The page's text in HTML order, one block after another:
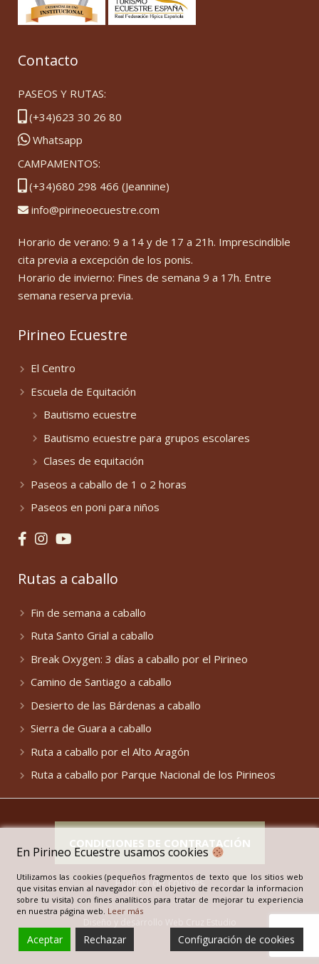
Contacto
PASEOS Y RUTAS:
(+34)623 30 26 80
Whatsapp
CAMPAMENTOS:
(+34)680 298 466 (Jeannine)
info@pirineoecuestre.com
Horario de verano: 9 a 14 y de 17 a 21h. Imprescindible
cita previa a excepción de los ponis.
Horario de invierno: Fines de semana 9 a 17h. Entre
semana reserva previa.
Pirineo Ecuestre
El Centro
Escuela de Equitación
Bautismo ecuestre
Bautismo ecuestre para grupos escolares
Clases de equitación
Paseos a caballo de 1 o 2 horas
Paseos en poni para niños
Rutas a caballo
Fin de semana a caballo
Ruta Santo Grial a caballo
Break Oxygen: 3 días a caballo por el Pirineo
Camino de Santiago a caballo
Desierto de las Bárdenas a caballo
Sierra de Guara a caballo
Ruta a caballo por el Alto Aragón
Ruta a caballo por Parque Nacional de los Pirineos
CONDICIONES DE CONTRATACIÓN
Política de cookies
En Pirineo Ecuestre usamos cookies
Utilizamos las cookies (pequeños fragmentos de texto que los sitios web
que visitas envian al navegador con el objetivo de recordar la informacion
sobre tu visita) con fines analíticos para tratar de mejorar tu experiencia
en nuestra página web. Leer más
Aceptar Rechazar Configuración de cookies